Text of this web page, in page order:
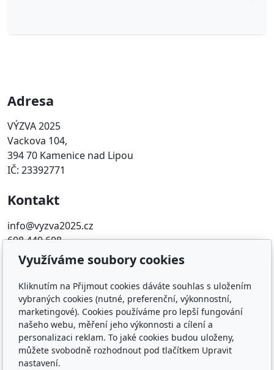
Adresa
VÝZVA 2025
Vackova 104,
394 70 Kamenice nad Lipou
IČ: 23392771
Kontakt
info@vyzva2025.cz
608 449 608
Oblíbené odkazy
Transparentní účet
Informace o financování voleb 2025
Auditovaná Výroční zpráva za rok 2025
Sledujte nás
Využíváme soubory cookies
Kliknutím na Přijmout cookies dáváte souhlas s uložením
vybraných cookies (nutné, preferenční, výkonnostní,
marketingové). Cookies používáme pro lepší fungování
našeho webu, měření jeho výkonnosti a cílení a
personalizaci reklam. To jaké cookies budou uloženy,
můžete svobodně rozhodnout pod tlačítkem Upravit
nastavení.